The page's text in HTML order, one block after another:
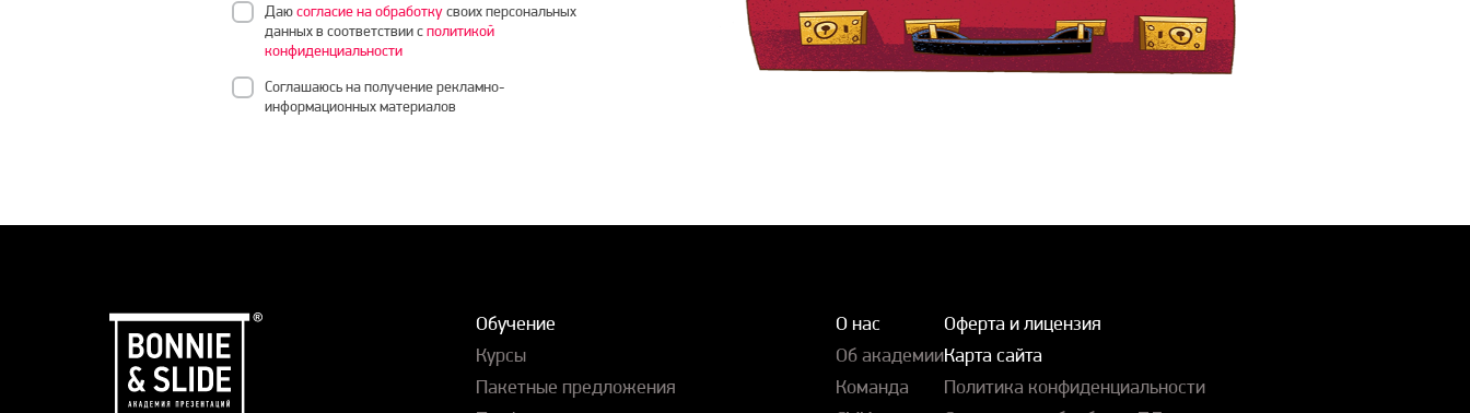
Даюсогласие на обработкусвоих персональных
данных в соответствии сполитикой
конфиденциальности
Соглашаюсь на получение рекламно-
информационных материалов
Обучение
Курсы
Пакетные предложения
О нас
Об академии
Команда
Оферта и лицензия
Карта сайта
Политика конфиденциальности